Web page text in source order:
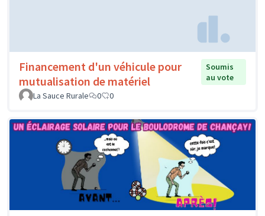
Financement d'un véhicule pour
mutualisation de matériel
Soumis
au vote
La Sauce Rurale
0 0